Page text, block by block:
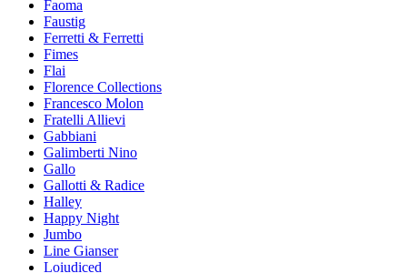
Faoma
Faustig
Ferretti & Ferretti
Fimes
Flai
Florence Collections
Francesco Molon
Fratelli Allievi
Gabbiani
Galimberti Nino
Gallo
Gallotti & Radice
Halley
Happy Night
Jumbo
Line Gianser
Loiudiced